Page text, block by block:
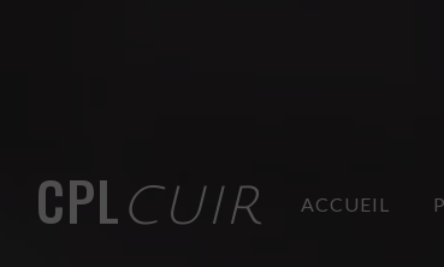
CPLCUIR ACCUEIL